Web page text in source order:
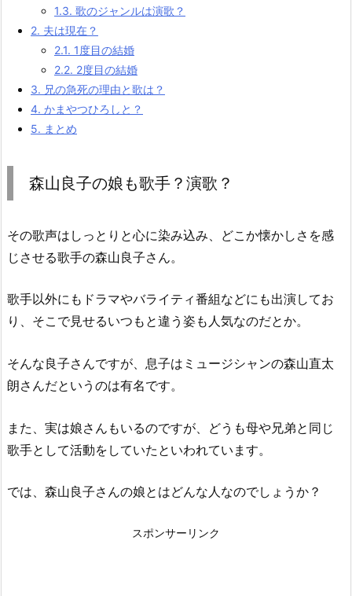
1.3. 歌のジャンルは演歌？
2. 夫は現在？
2.1. 1度目の結婚
2.2. 2度目の結婚
3. 兄の急死の理由と歌は？
4. かまやつひろしと？
5. まとめ
森山良子の娘も歌手？演歌？
その歌声はしっとりと心に染み込み、どこか懐かしさを感
じさせる歌手の森山良子さん。
歌手以外にもドラマやバライティ番組などにも出演してお
り、そこで見せるいつもと違う姿も人気なのだとか。
そんな良子さんですが、息子はミュージシャンの森山直太
朗さんだというのは有名です。
また、実は娘さんもいるのですが、どうも母や兄弟と同じ
歌手として活動をしていたといわれています。
では、森山良子さんの娘とはどんな人なのでしょうか？
スポンサーリンク